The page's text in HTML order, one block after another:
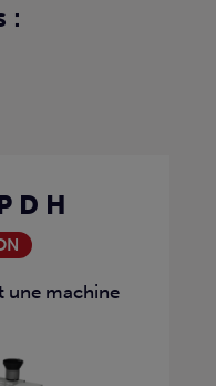
:
D H
une machine